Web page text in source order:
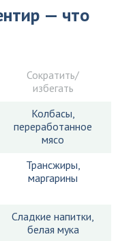
— что
Сократить/
избегать
Колбасы,
переработанное
мясо
Трансжиры,
маргарины
Сладкие напитки,
белая мука